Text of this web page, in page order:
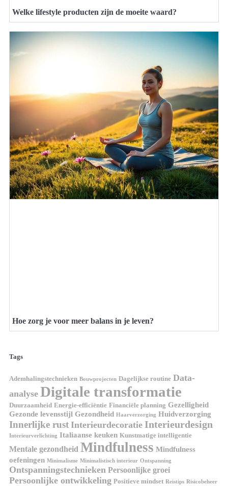
Welke lifestyle producten zijn de moeite waard?
Hoe zorg je voor meer balans in je leven?
Tags
Ademhalingstechnieken Bouwprojecten Dagelijkse routine Data-
analyse Digitale transformatie
Duurzaamheid Energie-efficiëntie Financiële planning Gezelligheid
Gezonde levensstijl Gezondheid Haarverzorging Huidverzorging
Innerlijke rust Interieurdecoratie Interieurdesign
Interieurverlichting Italiaanse keuken Kunstmatige intelligentie
Mentale gezondheid Mindfulness Mindfulness
oefeningen Minimalisme Minimalistisch interieur Ontspanning
Ontspanningstechnieken Persoonlijke groei
Persoonlijke ontwikkeling Positieve mindset Reistips Risicobeheer